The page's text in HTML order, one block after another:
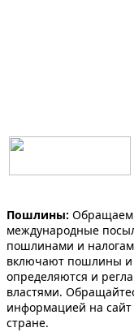
Пошлины: Обращаем
международные
пошлинами и
включают пошлины и
определяются и
властями.
информацией на
стране.